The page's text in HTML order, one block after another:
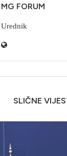
MG FORUM
Urednik
SLIČNE